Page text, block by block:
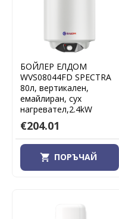
БОЙЛЕР ЕЛДОМ
WVS08044FD SPECTRA
80л, вертикален,
емайлиран, сух
нагревател,2.4kW
€204.01
ПОРЪЧАЙ